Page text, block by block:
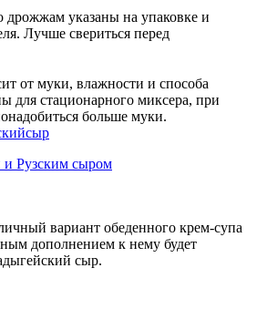
указаны на упаковке и
Лучше свериться перед
от муки, влажности и способа
для стационарного миксера, при
больше муки.
и Рузским сыром
вариант обеденного крем-супа
дополнением к нему будет
сыр.